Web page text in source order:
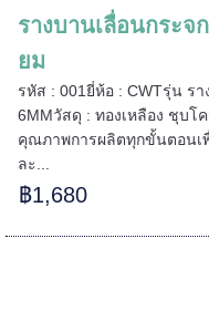
รางบานเลื่อนกระจ
ยม
รหัส : 001ยี่ห้อ : CWTรุ่น ร
6MMวัสดุ : ทองเหลือง ชุบโ
คุณภาพการผลิตทุกขั้นตอนเ
ละ...
฿1,680